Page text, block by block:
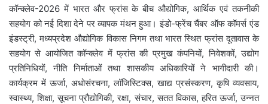
कॉन्क्लेव-2026 में भारत और फ्रांस के बीच औद्योगिक, आर्थिक एवं तकनीकी
सहयोग को नई दिशा देने पर व्यापक मंथन हुआ। इंडो-फ्रेंच चैंबर ऑफ कॉमर्स एंड
इंडस्ट्री, मध्यप्रदेश औद्योगिक विकास निगम तथा भारत स्थित फ्रांस दूतावास के
सहयोग से आयोजित कॉन्क्लेव में फ्रांस की प्रमुख कंपनियों, निवेशकों, उद्योग
प्रतिनिधियों, नीति निर्माताओं तथा शासकीय अधिकारियों ने भागीदारी की।
कार्यक्रम में ऊर्जा, अधोसंरचना, लॉजिस्टिक्स, खाद्य प्रसंस्करण, कृषि व्यवसाय,
स्वास्थ्य, शिक्षा, सूचना प्रौद्योगिकी, रक्षा, संचार, सतत विकास, हरित ऊर्जा, उन्नत